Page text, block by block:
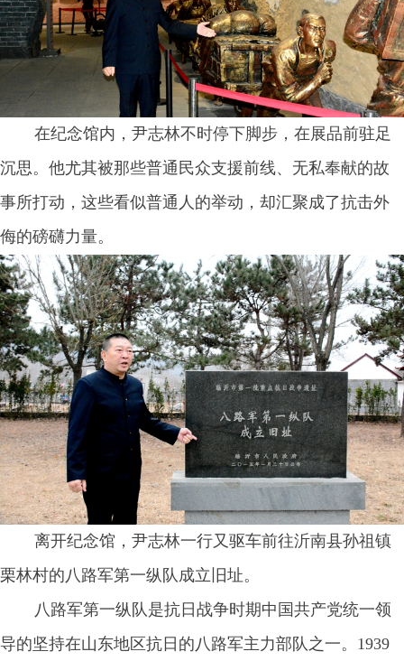
在纪念馆内，尹志林不时停下脚步，在展品前驻足
沉思。他尤其被那些普通民众支援前线、无私奉献的故
事所打动，这些看似普通人的举动，却汇聚成了抗击外
侮的磅礴力量。
离开纪念馆，尹志林一行又驱车前往沂南县孙祖镇
栗林村的八路军第一纵队成立旧址。
八路军第一纵队是抗日战争时期中国共产党统一领
导的坚持在山东地区抗日的八路军主力部队之一。 1939